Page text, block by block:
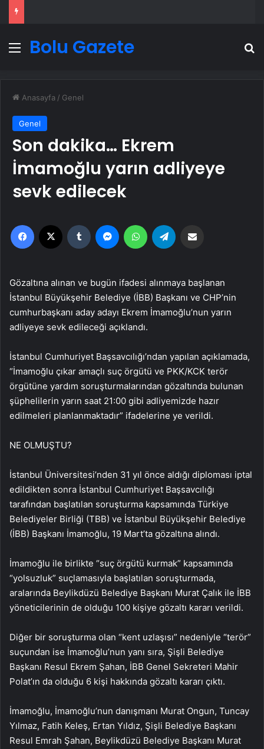
Menü
Bolu Gazete
Anasayfa / Genel
Genel
Son dakika… Ekrem
İmamoğlu yarın adliyeye
sevk edilecek
Facebook Tumblr MessengerWhatsApp
Gözaltına alınan ve bugün ifadesi alınmaya başlanan
İstanbul Büyükşehir Belediye (İBB) Başkanı ve CHP’nin
cumhurbaşkanı aday adayı Ekrem İmamoğlu’nun yarın
adliyeye sevk edileceği açıklandı.
İstanbul Cumhuriyet Başsavcılığı’ndan yapılan açıklamada,
“İmamoğlu çıkar amaçlı suç örgütü ve PKK/KCK terör
örgütüne yardım soruşturmalarından gözaltında bulunan
şüphelilerin yarın saat 21:00 gibi adliyemizde hazır
edilmeleri planlanmaktadır” ifadelerine ye verildi.
NE OLMUŞTU?
İstanbul Üniversitesi’nden 31 yıl önce aldığı diploması iptal
edildikten sonra İstanbul Cumhuriyet Başsavcılığı
tarafından başlatılan soruşturma kapsamında Türkiye
Belediyeler Birliği (TBB) ve İstanbul Büyükşehir Belediye
(İBB) Başkanı İmamoğlu, 19 Mart’ta gözaltına alındı.
İmamoğlu ile birlikte “suç örgütü kurmak” kapsamında
“yolsuzluk” suçlamasıyla başlatılan soruşturmada,
aralarında Beylikdüzü Belediye Başkanı Murat Çalık ile İBB
yöneticilerinin de olduğu 100 kişiye gözaltı kararı verildi.
Diğer bir soruşturma olan “kent uzlaşısı” nedeniyle “terör”
suçundan ise İmamoğlu’nun yanı sıra, Şişli Belediye
Başkanı Resul Ekrem Şahan, İBB Genel Sekreteri Mahir
Polat’ın da olduğu 6 kişi hakkında gözaltı kararı çıktı.
İmamoğlu, İmamoğlu’nun danışmanı Murat Ongun, Tuncay
Yılmaz, Fatih Keleş, Ertan Yıldız, Şişli Belediye Başkanı
Resul Emrah Şahan, Beylikdüzü Belediye Başkanı Murat